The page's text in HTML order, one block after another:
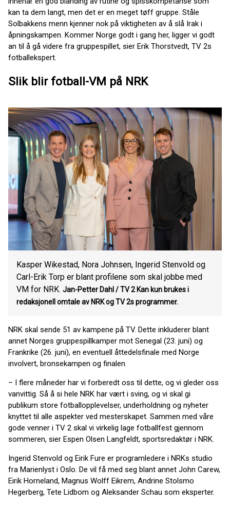
kan ta dem langt, men det er en meget tøff gruppe. Ståle
Solbakkens menn kjenner nok på viktigheten av å slå Irak i
åpningskampen. Kommer Norge godt i gang her, ligger vi godt
an til å gå videre fra gruppespillet, sier Erik Thorstvedt, TV 2s
fotballekspert.
Slik blir fotball-VM på NRK
Kasper Wikestad, Nora Johnsen, Ingerid Stenvold og
Carl-Erik Torp er blant profilene som skal jobbe med
VM for NRK. Jan-Petter Dahl / TV 2 Kan kun brukes i
redaksjonell omtale av NRK og TV 2s programmer.
NRK skal sende 51 av kampene på TV. Dette inkluderer blant
annet Norges gruppespillkamper mot Senegal (23. juni) og
Frankrike (26. juni), en eventuell åttedelsfinale med Norge
involvert, bronsekampen og finalen.
– I flere måneder har vi forberedt oss til dette, og vi gleder oss
vanvittig. Så å si hele NRK har vært i sving, og vi skal gi
publikum store fotballopplevelser, underholdning og nyheter
knyttet til alle aspekter ved mesterskapet. Sammen med våre
gode venner i TV 2 skal vi virkelig lage fotballfest gjennom
sommeren, sier Espen Olsen Langfeldt, sportsredaktør i NRK.
Ingerid Stenvold og Eirik Fure er programledere i NRKs studio
fra Marienlyst i Oslo. De vil få med seg blant annet John Carew,
Eirik Horneland, Magnus Wolff Eikrem, Andrine Stolsmo
Hegerberg, Tete Lidbom og Aleksander Schau som eksperter.